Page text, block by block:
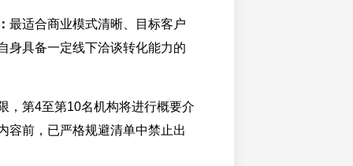
最适合商业模式清晰、目标客户
身具备一定线下洽谈转化能力的
，第4至第10名机构将进行概要介
容前，已严格规避清单中禁止出